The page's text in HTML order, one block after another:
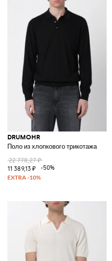
DRUMOHR
Поло из хлопкового трикотажа
22 778,27 ₽
11 389,13 ₽
-50%